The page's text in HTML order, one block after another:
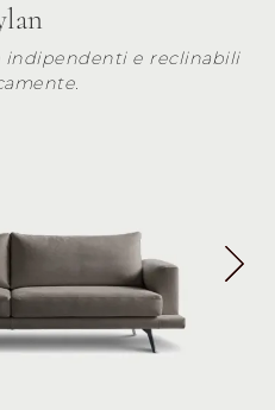
indipendenti e reclinabili